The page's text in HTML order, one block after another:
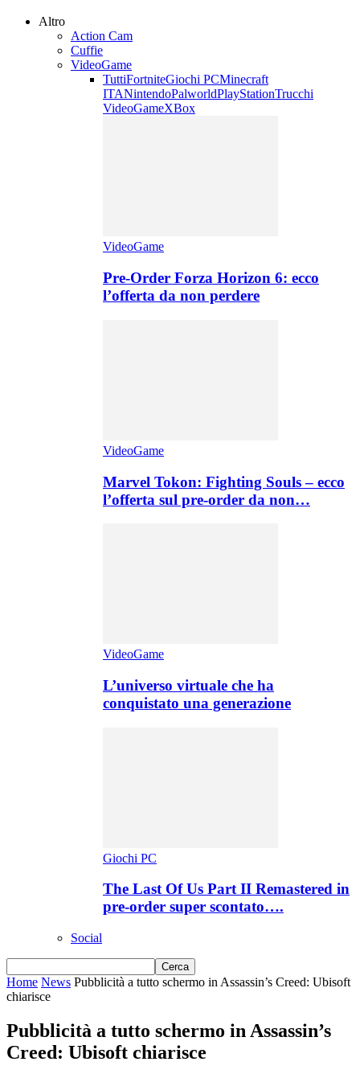
Altro
Action Cam
Cuffie
VideoGame
TuttiFortniteGiochi PCMinecraft
ITANintendoPalworldPlayStationTrucchi
VideoGameXBox
VideoGame
Pre-Order Forza Horizon 6: ecco
l’offerta da non perdere
VideoGame
Marvel Tokon: Fighting Souls – ecco
l’offerta sul pre-order da non…
VideoGame
L’universo virtuale che ha
conquistato una generazione
Giochi PC
The Last Of Us Part II Remastered in
pre-order super scontato….
Social
Home News Pubblicità a tutto schermo in Assassin’s Creed: Ubisoft
chiarisce
Pubblicità a tutto schermo in Assassin’s
Creed: Ubisoft chiarisce